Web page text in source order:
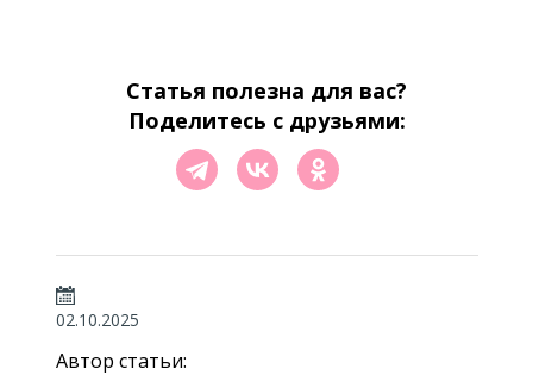
Шарков В.В. Ортопедическая
стоматология: штифтовые конструкции
и коронки. — СПб.: Питер, 2020
Статья полезна для вас?
Поделитесь с друзьями:
02.10.2025
Автор статьи: